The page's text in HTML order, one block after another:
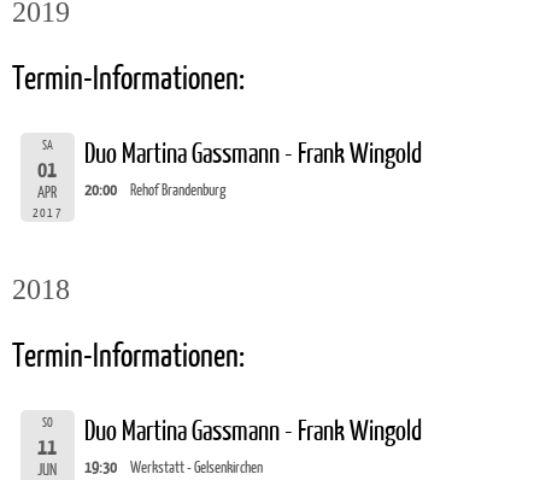
2019
Termin-Informationen:
SA
01
APR
2017
Duo Martina Gassmann - Frank Wingold
20:00 Rehof Brandenburg
2018
Termin-Informationen:
SO
11
JUN
Duo Martina Gassmann - Frank Wingold
19:30 Werkstatt - Gelsenkirchen